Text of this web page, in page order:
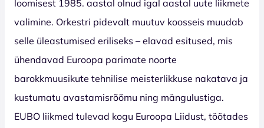
loomisest 1985. aastal olnud igal aastal uute liikmete
valimine. Orkestri pidevalt muutuv koosseis muudab
selle üleastumised eriliseks – elavad esitused, mis
ühendavad Euroopa parimate noorte
barokkmuusikute tehnilise meisterlikkuse nakatava ja
kustumatu avastamisrõõmu ning mängulustiga.
EUBO liikmed tulevad kogu Euroopa Liidust, töötades